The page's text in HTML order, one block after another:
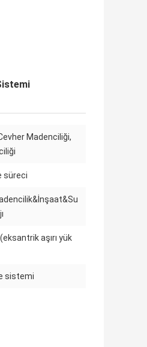
Madenciliği,
süreci
aşırı yük
sistemi